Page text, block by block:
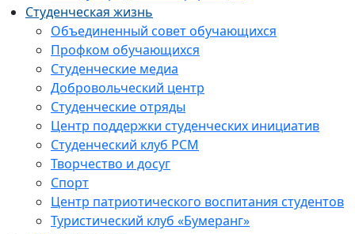
Студенческая жизнь
Объединенный совет обучающихся
Профком обучающихся
Студенческие медиа
Добровольческий центр
Студенческие отряды
Центр поддержки студенческих инициатив
Студенческий клуб РСМ
Творчество и досуг
Спорт
Центр патриотического воспитания студентов
Туристический клуб «Бумеранг»